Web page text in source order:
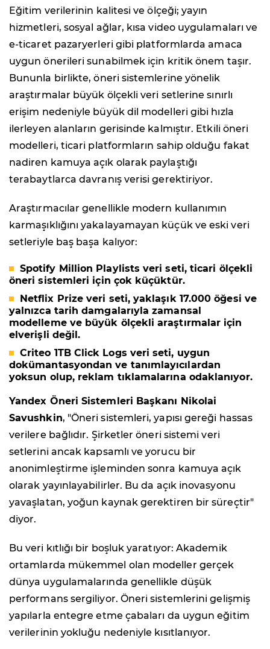
Eğitim verilerinin kalitesi ve ölçeği; yayın
hizmetleri, sosyal ağlar, kısa video uygulamaları ve
e-ticaret pazaryerleri gibi platformlarda amaca
uygun önerileri sunabilmek için kritik önem taşır.
Bununla birlikte, öneri sistemlerine yönelik
araştırmalar büyük ölçekli veri setlerine sınırlı
erişim nedeniyle büyük dil modelleri gibi hızla
ilerleyen alanların gerisinde kalmıştır. Etkili öneri
modelleri, ticari platformların sahip olduğu fakat
nadiren kamuya açık olarak paylaştığı
terabaytlarca davranış verisi gerektiriyor.
Araştırmacılar genellikle modern kullanımın
karmaşıklığını yakalayamayan küçük ve eski veri
setleriyle baş başa kalıyor:
Spotify Million Playlists veri seti, ticari ölçekli
öneri sistemleri için çok küçüktür.
Netflix Prize veri seti, yaklaşık 17.000 öğesi ve
yalnızca tarih damgalarıyla zamansal
modelleme ve büyük ölçekli araştırmalar için
elverişli değil.
Criteo 1TB Click Logs veri seti, uygun
dokümantasyondan ve tanımlayıcılardan
yoksun olup, reklam tıklamalarına odaklanıyor.
Yandex Öneri Sistemleri Başkanı Nikolai
Savushkin, "Öneri sistemleri, yapısı gereği hassas
verilere bağlıdır. Şirketler öneri sistemi veri
setlerini ancak kapsamlı ve yorucu bir
anonimleştirme işleminden sonra kamuya açık
olarak yayınlayabilirler. Bu da açık inovasyonu
yavaşlatan, yoğun kaynak gerektiren bir süreçtir"
diyor.
Bu veri kıtlığı bir boşluk yaratıyor: Akademik
ortamlarda mükemmel olan modeller gerçek
dünya uygulamalarında genellikle düşük
performans sergiliyor. Öneri sistemlerini gelişmiş
yapılarla entegre etme çabaları da uygun eğitim
verilerinin yokluğu nedeniyle kısıtlanıyor.